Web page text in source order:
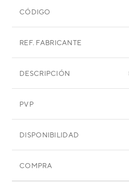
CÓDIGO
REF. FABRICANTE
DESCRIPCIÓN
PVP
DISPONIBILIDAD
COMPRA